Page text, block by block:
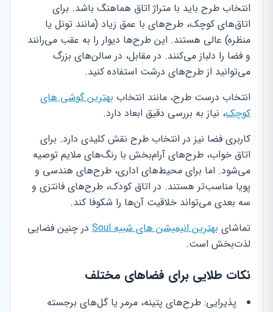
انتخاب طرح باید با متراژ اتاق هماهنگ باشد. برای
اتاق‌های کوچک، طرح‌های با عمق زیاد (مانند تونل یا
منظره) عالی هستند. این طرح‌ها دیوار را به عقب می‌رانند
و فضا را دلباز می‌کنند. در مقابل، در سالن‌های بزرگ
می‌توانید از طرح‌های درشت استفاده کنید.
انتخاب درست طرح، مانند انتخاب بهترین گوشی های
کوچک، نیاز به بررسی دقیق ابعاد دارد.
کاربری فضا نیز در انتخاب طرح نقش کلیدی دارد. برای
اتاق خواب، طرح‌های آرام‌بخش با رنگ‌های ملایم توصیه
می‌شود. اما برای محیط‌های اداری، طرح‌های هندسی و
پویا مناسب‌تر هستند. در اتاق کودک، طرح‌های فانتزی و
سه بعدی می‌تواند خلاقیت آن‌ها را شکوفا کند.
تماشای بهترین انیمیشن های شبیه Soul
در چنین فضایی
لذت‌بخش است.
نکات طلایی برای فضاهای مختلف
پذیرایی: طرح‌های پتینه، مرمر یا گل‌های برجسته